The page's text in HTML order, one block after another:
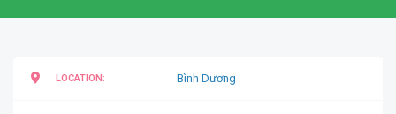
LOCATION: Bình Dương